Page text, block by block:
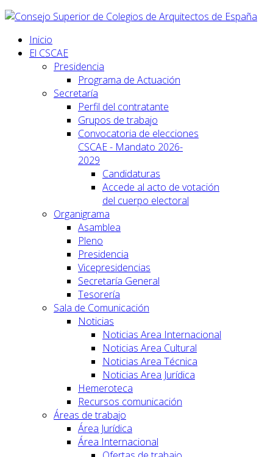
Inicio
El CSCAE
Presidencia
Programa de Actuación
Secretaría
Perfil del contratante
Grupos de trabajo
Convocatoria de elecciones
CSCAE - Mandato 2026-
2029
Candidaturas
Accede al acto de votación
del cuerpo electoral
Organigrama
Asamblea
Pleno
Presidencia
Vicepresidencias
Secretaría General
Tesorería
Sala de Comunicación
Noticias
Noticias Area Internacional
Noticias Area Cultural
Noticias Area Técnica
Noticias Area Jurídica
Hemeroteca
Recursos comunicación
Áreas de trabajo
Área Jurídica
Área Internacional